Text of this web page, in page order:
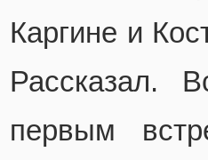
Каргине и
Рассказал.
первым